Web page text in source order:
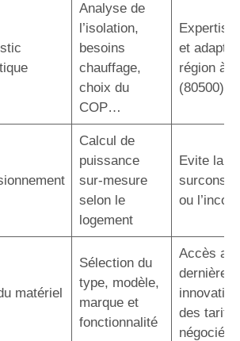
Analyse de
l’isolation,
besoins
chauffage,
choix du
COP…
Expertise
et
région à
(80500)
Calcul de
puissance
sur-mesure
selon le
logement
Evite la
ou
matériel
Sélection du
type, modèle,
marque et
fonctionnalité
Accès
dernières
des tarifs
négociés